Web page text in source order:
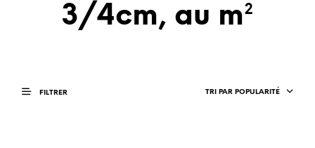
3/4cm, au m²
FILTRER TRI PAR POPULARITÉ